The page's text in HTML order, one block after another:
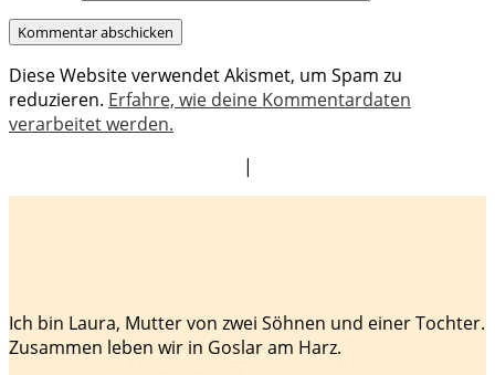
Diese Website verwendet Akismet, um Spam zu
reduzieren. Erfahre, wie deine Kommentardaten
verarbeitet werden.
|
Ich bin Laura, Mutter von zwei Söhnen und einer Tochter.
Zusammen leben wir in Goslar am Harz.